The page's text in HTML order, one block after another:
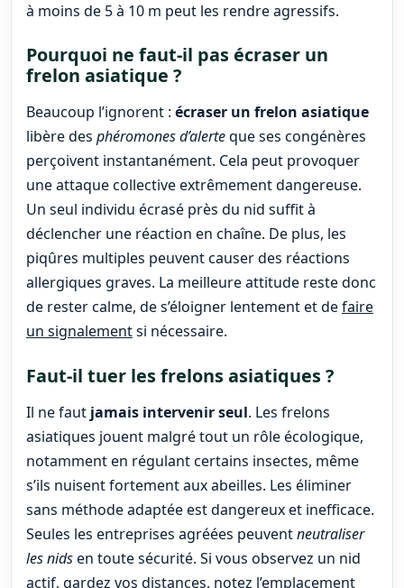
à moins de 5 à 10 m peut les rendre agressifs.
Pourquoi ne faut-il pas écraser un
frelon asiatique ?
Beaucoup l’ignorent : écraser un frelon asiatique
libère des phéromones d’alerteque ses congénères
perçoivent instantanément. Cela peut provoquer
une attaque collective extrêmement dangereuse.
Un seul individu écrasé près du nid suffit à
déclencher une réaction en chaîne. De plus, les
piqûres multiples peuvent causer des réactions
allergiques graves. La meilleure attitude reste donc
de rester calme, de s’éloigner lentement et defaire
un signalementsi nécessaire.
Faut-il tuer les frelons asiatiques ?
Il ne faut jamais intervenir seul. Les frelons
asiatiques jouent malgré tout un rôle écologique,
notamment en régulant certains insectes, même
s’ils nuisent fortement aux abeilles. Les éliminer
sans méthode adaptée est dangereux et inefficace.
Seules les entreprises agréées peuventneutraliser
les nidsen toute sécurité. Si vous observez un nid
actif, gardez vos distances, notez l’emplacement